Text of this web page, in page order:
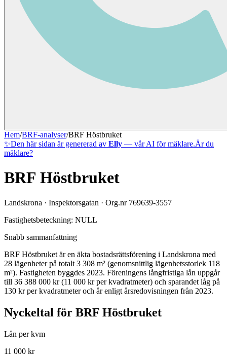
Hem/BRF-analyser/BRF Höstbruket
✨Den här sidan är genererad av Elly — vår AI för mäklare.Är du
mäklare?
BRF Höstbruket
Landskrona · Inspektorsgatan · Org.nr 769639-3557
Fastighetsbeteckning: NULL
Snabb sammanfattning
BRF Höstbruket är en äkta bostadsrättsförening i Landskrona med
28 lägenheter på totalt 3 308 m² (genomsnittlig lägenhetsstorlek 118
m²). Fastigheten byggdes 2023. Föreningens långfristiga lån uppgår
till 36 388 000 kr (11 000 kr per kvadratmeter) och sparandet låg på
130 kr per kvadratmeter och år enligt årsredovisningen från 2023.
Nyckeltal för BRF Höstbruket
Lån per kvm
11 000 kr